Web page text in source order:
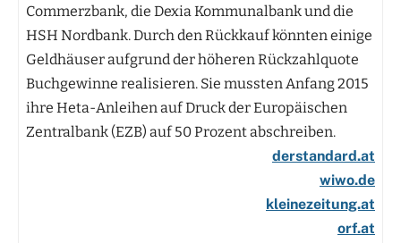
Commerzbank, die Dexia Kommunalbank und die
HSH Nordbank. Durch den Rückkauf könnten einige
Geldhäuser aufgrund der höheren Rückzahlquote
Buchgewinne realisieren. Sie mussten Anfang 2015
ihre Heta-Anleihen auf Druck der Europäischen
Zentralbank (EZB) auf 50 Prozent abschreiben.
derstandard.at
wiwo.de
kleinezeitung.at
orf.at